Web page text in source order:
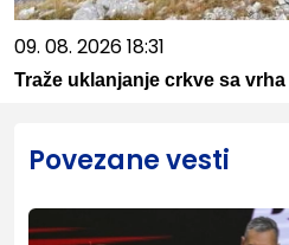
09. 08. 2026 18:31
Traže uklanjanje crkve sa
Povezane vesti